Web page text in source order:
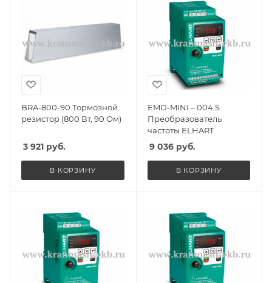
BRA-800-90 Тормозной
резистор (800 Вт, 90 Ом)
3 921 руб.
В КОРЗИНУ
EMD-MINI – 004 S
Преобразователь
частоты ELHART
9 036руб.
В КОРЗИНУ